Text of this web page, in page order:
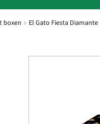
boxen El Gato Fiesta Diamante